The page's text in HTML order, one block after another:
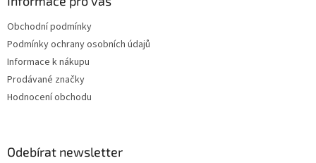
Obchodní podmínky
Podmínky ochrany osobních údajů
Informace k nákupu
Prodávané značky
Hodnocení obchodu
Odebírat newsletter